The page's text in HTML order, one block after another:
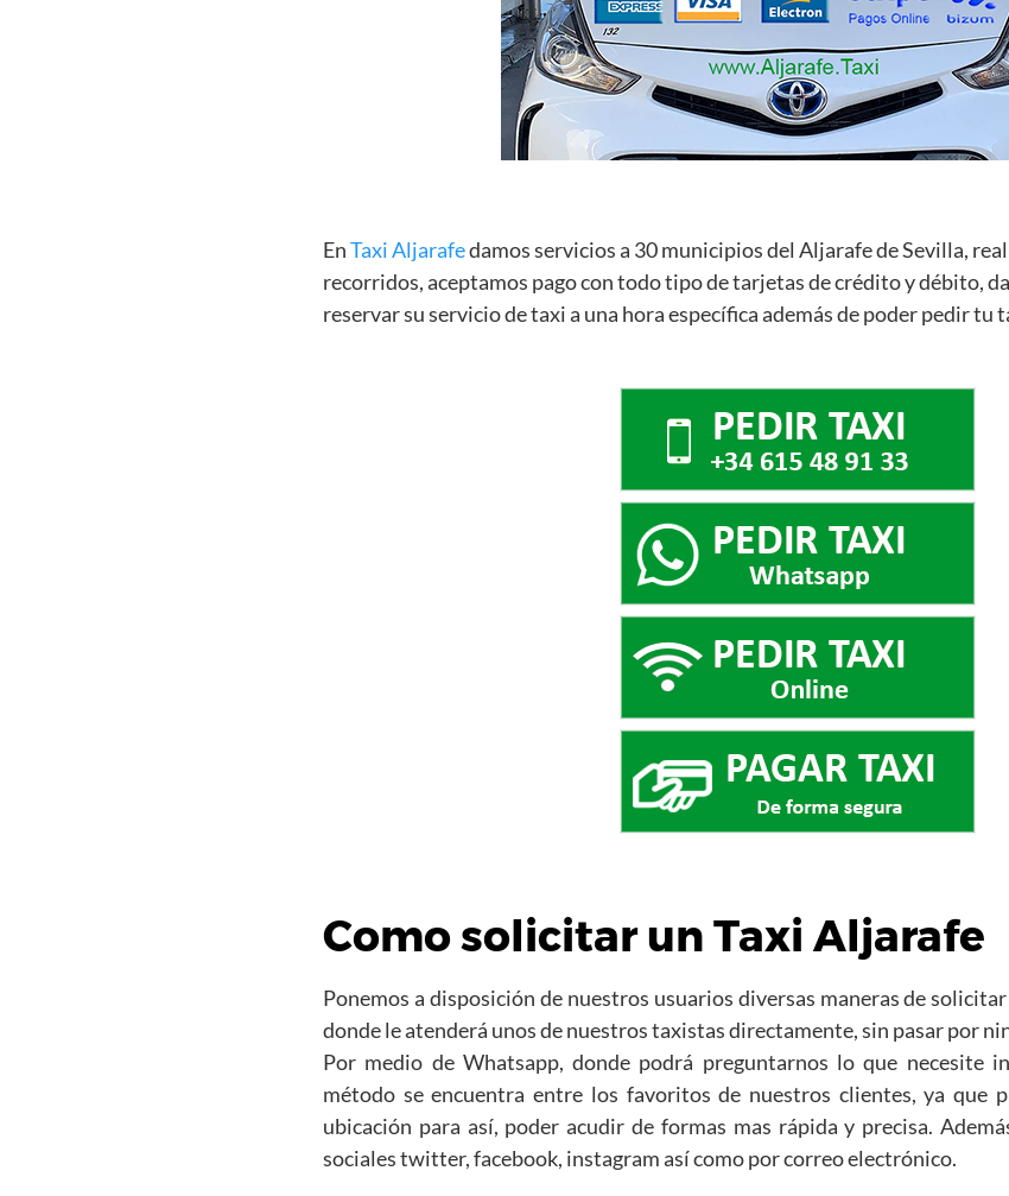
EnTaxi Aljarafedamos servicios a 30 municipios del Aljarafe de Sevilla,
recorridos, aceptamos pago con todo tipo de tarjetas de crédito y débito,
reservar su servicio de taxi a una hora específica además de poder pedir tu
Como solicitar un Taxi Aljarafe
Ponemos a disposición de nuestros usuarios diversas maneras de
donde le atenderá unos de nuestros taxistas directamente, sin pasar por
Por medio de Whatsapp, donde podrá preguntarnos lo que necesite
método se encuentra entre los favoritos de nuestros clientes, ya que
ubicación para así, poder acudir de formas mas rápida y precisa.
sociales twitter, facebook, instagram así como por correo electrónico.